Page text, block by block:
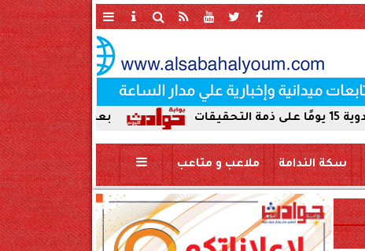
بعد ضبط حمير مذبوحة في
سكة الندامة ملاعب و متاعب